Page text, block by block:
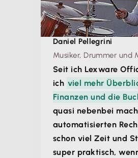
Daniel Pellegrini
Musiker, Drummer und
Seit ich Lexware
ich viel mehr
Finanzen und die
quasi nebenbei
automatisierten
schon viel Zeit und
super praktisch,